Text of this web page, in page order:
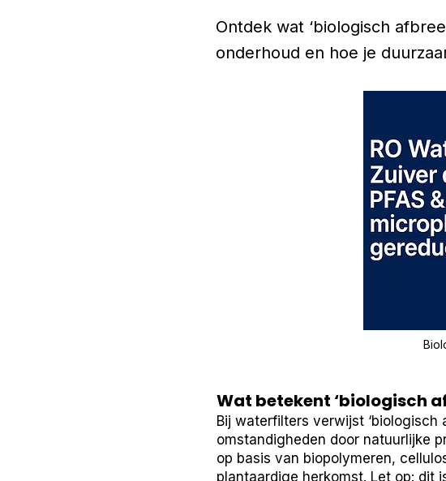
Ontdek wat ‘biologisch
onderhoud en hoe je
Wat betekent ‘biologisch
Bij waterfilters verwijst ‘biologisch
omstandigheden door natuurlijke
op basis van biopolymeren,
plantaardige herkomst. Let op: dit